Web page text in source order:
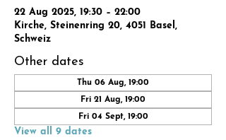
22 Aug 2025, 19:30 – 22:00
Kirche, Steinenring 20, 4051 Basel,
Schweiz
Other dates
Thu 06 Aug, 19:00
Fri 21 Aug, 19:00
Fri 04 Sept, 19:00
View all 9 dates